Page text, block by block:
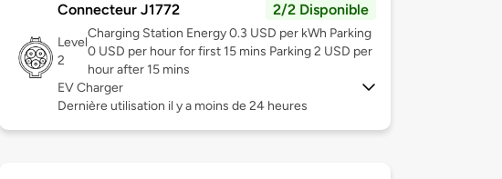
Connecteur J1772 2/2 Disponible
Level
2
Charging Station Energy 0.3 USD per kWh Parking
0 USD per hour for first 15 mins Parking 2 USD per
hour after 15 mins
EV Charger
Dernière utilisation il y a moins de 24 heures